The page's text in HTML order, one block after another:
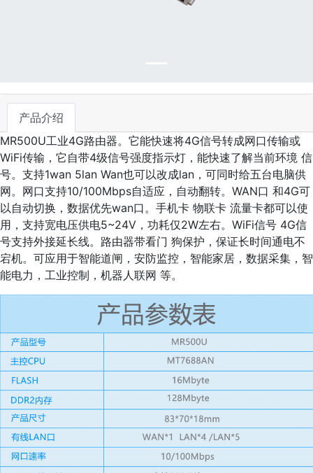
产品介绍
MR500U工业4G路由器。它能快速将4G信号转成网口传输或
WiFi传输，它自带4级信号强度指示灯，能快速了解当前环境 信
号。支持1wan 5lan Wan也可以改成lan，可同时给五台电脑供
网。网口支持10/100Mbps自适应，自动翻转。WAN口 和4G可
以自动切换，数据优先wan口。手机卡 物联卡 流量卡都可以使
用，支持宽电压供电5~24V，功耗仅2W左右。WiFi信号 4G信
号支持外接延长线。路由器带看门 狗保护，保证长时间通电不
宕机。可应用于智能道闸，安防监控，智能家居，数据采集，智
能电力，工业控制，机器人联网 等。